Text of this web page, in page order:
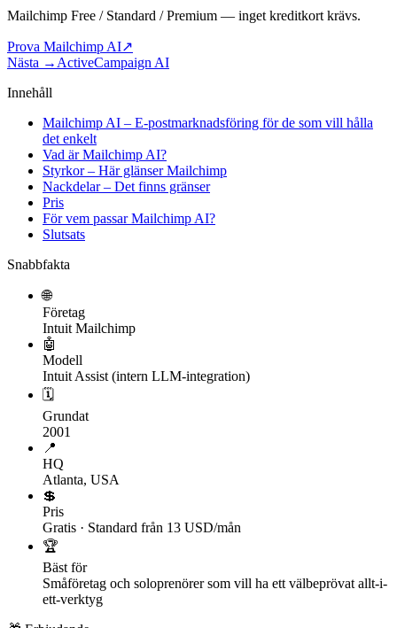
Mailchimp Free / Standard / Premium — inget kreditkort krävs.
Prova Mailchimp AI↗
Nästa → ActiveCampaign AI
Innehåll
Mailchimp AI – E-postmarknadsföring för de som vill hålla
det enkelt
Vad är Mailchimp AI?
Styrkor – Här glänser Mailchimp
Nackdelar – Det finns gränser
Pris
För vem passar Mailchimp AI?
Slutsats
Snabbfakta
🌐
Företag
Intuit Mailchimp
🤖
Modell
Intuit Assist (intern LLM-integration)
🗓
Grundat
2001
📍
HQ
Atlanta, USA
💲
Pris
Gratis · Standard från 13 USD/mån
🏆
Bäst för
Småföretag och soloprenörer som vill ha ett välbeprövat allt-i-
ett-verktyg